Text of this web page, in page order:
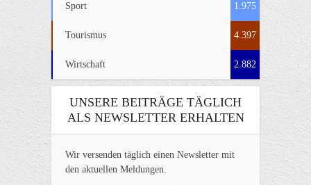
Sport 1.975
Tourismus 4.397
Wirtschaft 2.882
UNSERE BEITRÄGE TÄGLICH
ALS NEWSLETTER ERHALTEN
Wir versenden täglich einen Newsletter mit
den aktuellen Meldungen.